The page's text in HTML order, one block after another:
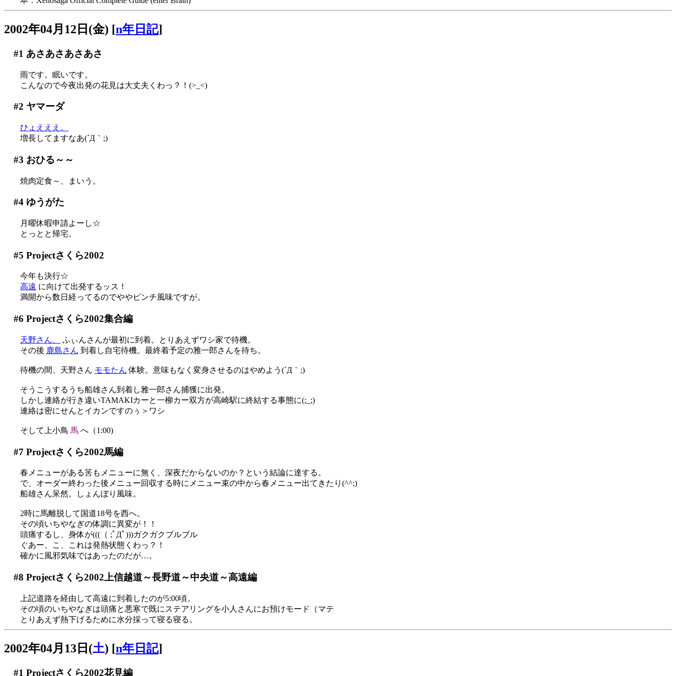
2002年04月12日(金) [n年日記]
#1 あさあさあさあさ
雨です。眠いです。
こんなので今夜出発の花見は大丈夫くわっ？！(>_<)
#2 ヤマーダ
ひょえええ。
増長してますなあ(´Д｀;)
#3 おひる～～
焼肉定食～、まいう。
#4ゆうがた
月曜休暇申請よーし☆
とっとと帰宅。
#5 Projectさくら2002
今年も決行☆
高遠 に向けて出発するッス！
満開から数日経ってるのでややピンチ風味ですが。
#6 Projectさくら2002集合編
天野さん、
ふぃんさんが最初に到着。とりあえずワシ家で待機。
その後 鹿島さん 到着し自宅待機。最終着予定の雅一郎さんを待ち。
待機の間、天野さん モモたん 体験。意味もなく変身させるのはやめよう(´Д｀;)
そうこうするうち船雄さん到着し雅一郎さん捕獲に出発。
しかし連絡が行き違いTAMAKIカーと一柳カー双方が高崎駅に終結する事態に(;_;)
連絡は密にせんとイカンですのぅ＞ワシ
そして上小鳥 馬 へ（1:00)
#7 Projectさくら2002馬編
春メニューがある筈もメニューに無く、深夜だからないのか？という結論に達する。
で、オーダー終わった後メニュー回収する時にメニュー束の中から春メニュー出てきたり(^^;)
船雄さん呆然。しょんぼり風味。
2時に馬離脱して国道18号を西へ。
その頃いちやなぎの体調に異変が！！
頭痛するし、身体が(((（ ;ﾟДﾟ)))ガクガクブルブル
ぐあー、こ、これは発熱状態くわっ？！
確かに風邪気味ではあったのだが…。
#8 Projectさくら2002上信越道～長野道～中央道～高遠編
上記道路を経由して高遠に到着したのが5:00頃。
その頃のいちやなぎは頭痛と悪寒で既にステアリングを小人さんにお預けモード（マテ
とりあえず熱下げるために水分採って寝る寝る。
2002年04月13日(土) [n年日記]
#1 Projectさくら2002花見編